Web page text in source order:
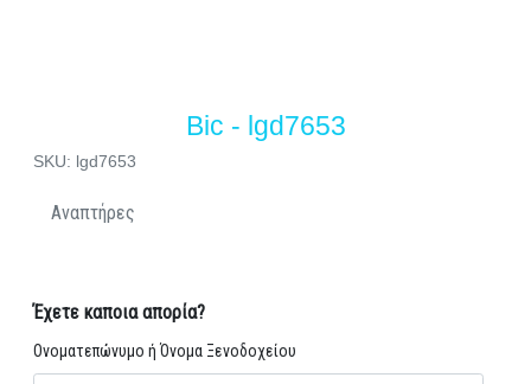
Bic - lgd7653
SKU: lgd7653
Αναπτήρες
Έχετε καποια απορία?
Ονοματεπώνυμο ή Όνομα Ξενοδοχείου